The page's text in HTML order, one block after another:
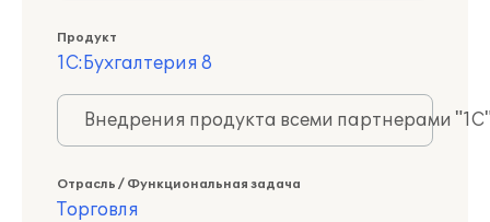
Продукт
1С:Бухгалтерия 8
Внедрения продукта всеми партнерами
Отрасль / Функциональная задача
Торговля